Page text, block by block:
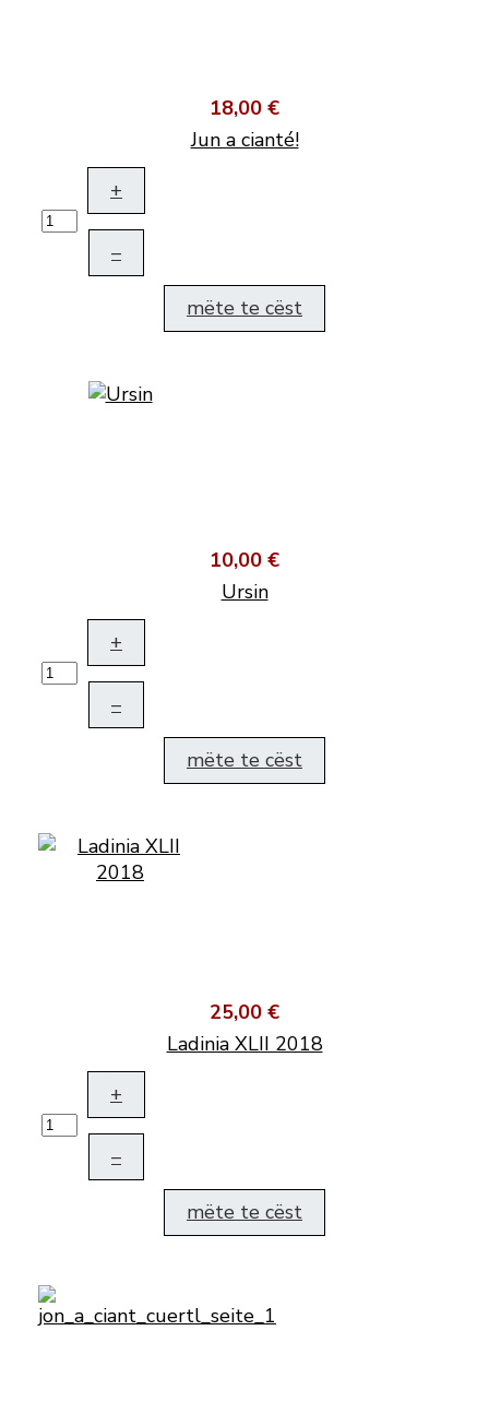
18,00 €
Jun a cianté!
+
–
mëte te cëst
10,00 €
Ursin
+
–
mëte te cëst
25,00 €
Ladinia XLII 2018
+
–
mëte te cëst